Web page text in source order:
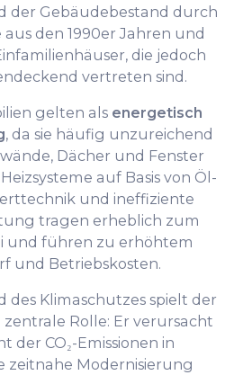
der Gebäudebestand durch
den 1990er Jahren und
die jedoch
vertreten sind.
gelten als energetisch
, da sie häufig unzureichend
Dächer und Fenster
auf Basis von Öl-
und ineffiziente
tragen erheblich zum
und führen zu erhöhtem
und Betriebskosten.
Klimaschutzes spielt der
Rolle: Er verursacht
der CO₂-Emissionen in
zeitnahe Modernisierung